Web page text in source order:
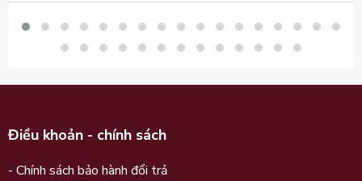
Điều khoản - chính sách
- Chính sách bảo hành đổi trả